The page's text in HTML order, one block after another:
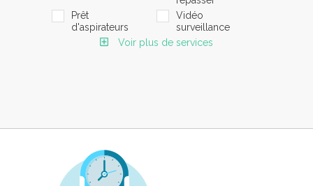
Prêt
d'aspirateurs
Vidéo
surveillance
Voir plus de services